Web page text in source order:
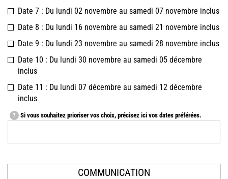
Date 7 : Du lundi 02 novembre au samedi 07 novembre inclus
Date 8 : Du lundi 16 novembre au samedi 21 novembre inclus
Date 9 : Du lundi 23 novembre au samedi 28 novembre inclus
Date 10 : Du lundi 30 novembre au samedi 05 décembre
inclus
Date 11 : Du lundi 07 décembre au samedi 12 décembre
inclus
? Si vous souhaitez prioriser vos choix, précisez ici vos dates préférées.
COMMUNICATION